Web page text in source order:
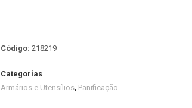
Código: 218219
Categorias
Armários e Utensílios, Panificação